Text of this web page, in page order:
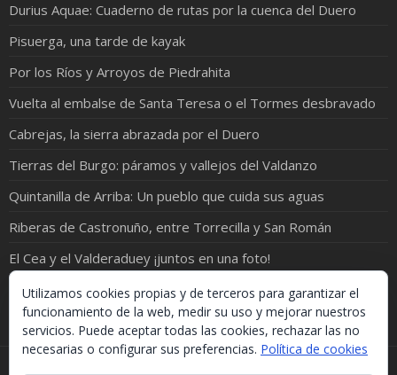
Durius Aquae: Cuaderno de rutas por la cuenca del Duero
Pisuerga, una tarde de kayak
Por los Ríos y Arroyos de Piedrahita
Vuelta al embalse de Santa Teresa o el Tormes desbravado
Cabrejas, la sierra abrazada por el Duero
Tierras del Burgo: páramos y vallejos del Valdanzo
Quintanilla de Arriba: Un pueblo que cuida sus aguas
Riberas de Castronuño, entre Torrecilla y San Román
El Cea y el Valderaduey ¡juntos en una foto!
El Gromejón, las viñas y algo de historia (I)
Utilizamos cookies propias y de terceros para garantizar el
funcionamiento de la web, medir su uso y mejorar nuestros
servicios. Puede aceptar todas las cookies, rechazar las no
necesarias o configurar sus preferencias. Política de cookies